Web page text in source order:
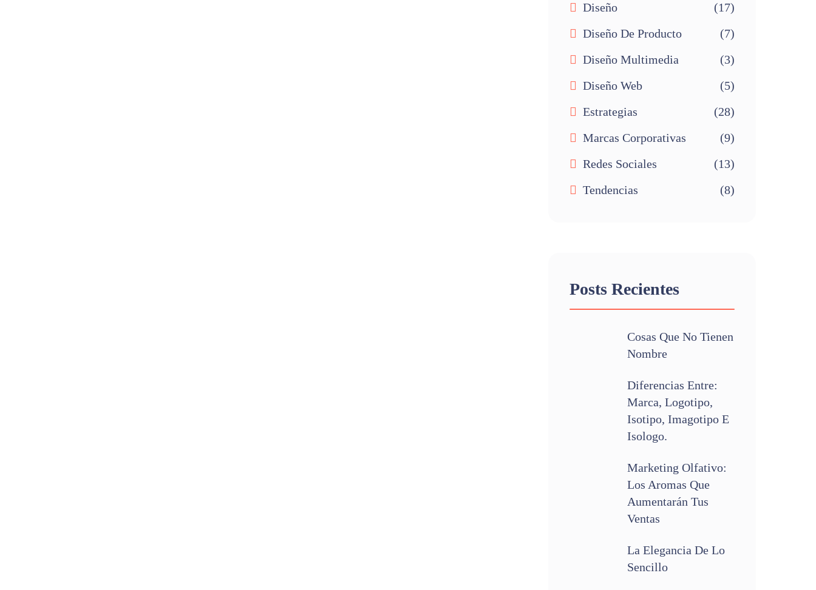
Diseño
(17)
Diseño De Producto
(7)
Diseño Multimedia
(3)
Diseño Web
(5)
Estrategias
(28)
Marcas Corporativas
(9)
Redes Sociales
(13)
Tendencias
(8)
Posts Recientes
Cosas Que No Tienen
Nombre
Diferencias Entre:
Marca, Logotipo,
Isotipo, Imagotipo E
Isologo.
Marketing Olfativo:
Los Aromas Que
Aumentarán Tus
Ventas
La Elegancia De Lo
Sencillo